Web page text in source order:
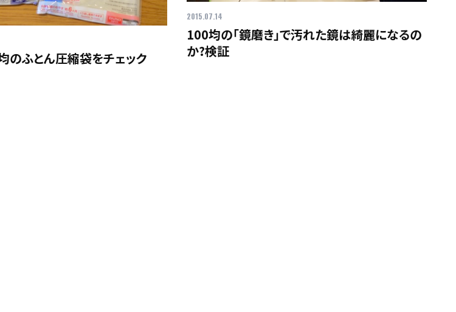
のふとん圧縮袋をチェック
2015.07.14
100均の「鏡磨き」で汚れた鏡は綺麗になるの
か?検証